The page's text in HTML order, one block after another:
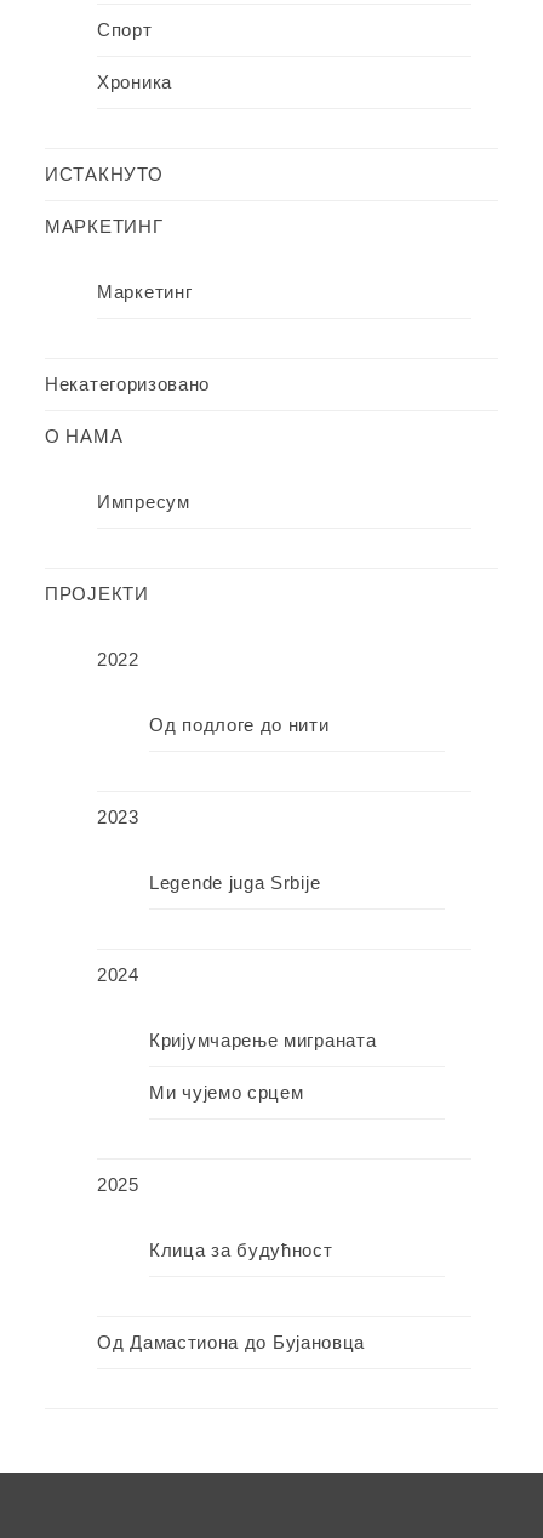
Спорт
Хроника
ИСТАКНУТО
МАРКЕТИНГ
Маркетинг
Некатегоризовано
О НАМА
Импресум
ПРОЈЕКТИ
2022
Од подлоге до нити
2023
Legende juga Srbije
2024
Кријумчарење миграната
Ми чујемо срцем
2025
Клица за будућност
Од Дамастиона до Бујановца